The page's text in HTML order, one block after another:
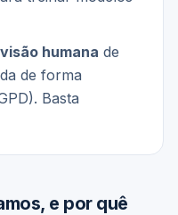
humana de
de forma
Basta
e por quê